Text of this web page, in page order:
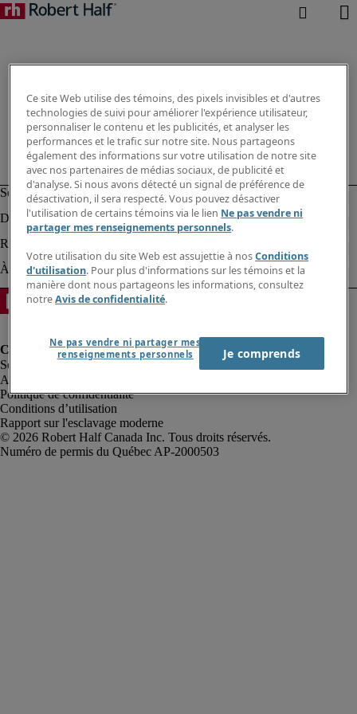
Alerte à la fraude
Politique de confidentialité
Conditions d’utilisation
Rapport sur l'esclavage moderne
Robert Half Canada Inc. Tous droits réservés.
Ce site Web utilise des témoins, des pixels invisibles et d'autres
technologies de suivi pour améliorer l'expérience utilisateur,
personnaliser le contenu et les publicités, et analyser les
performances et le trafic sur notre site. Nous partageons
également des informations sur votre utilisation de notre site
avec nos partenaires de médias sociaux, de publicité et
d'analyse. Si nous avons détecté un signal de préférence de
désactivation, il sera respecté. Vous pouvez désactiver
l'utilisation de certains témoins via le lien Ne pas vendre ni
partager mes renseignements personnels.
Votre utilisation du site Web est assujettie à nosConditions
d'utilisation. Pour plus d'informations sur les témoins et la
manière dont nous partageons les informations, consultez
notreAvis de confidentialité.
Ne pas vendre ni partager mes
renseignements personnels
Je comprends